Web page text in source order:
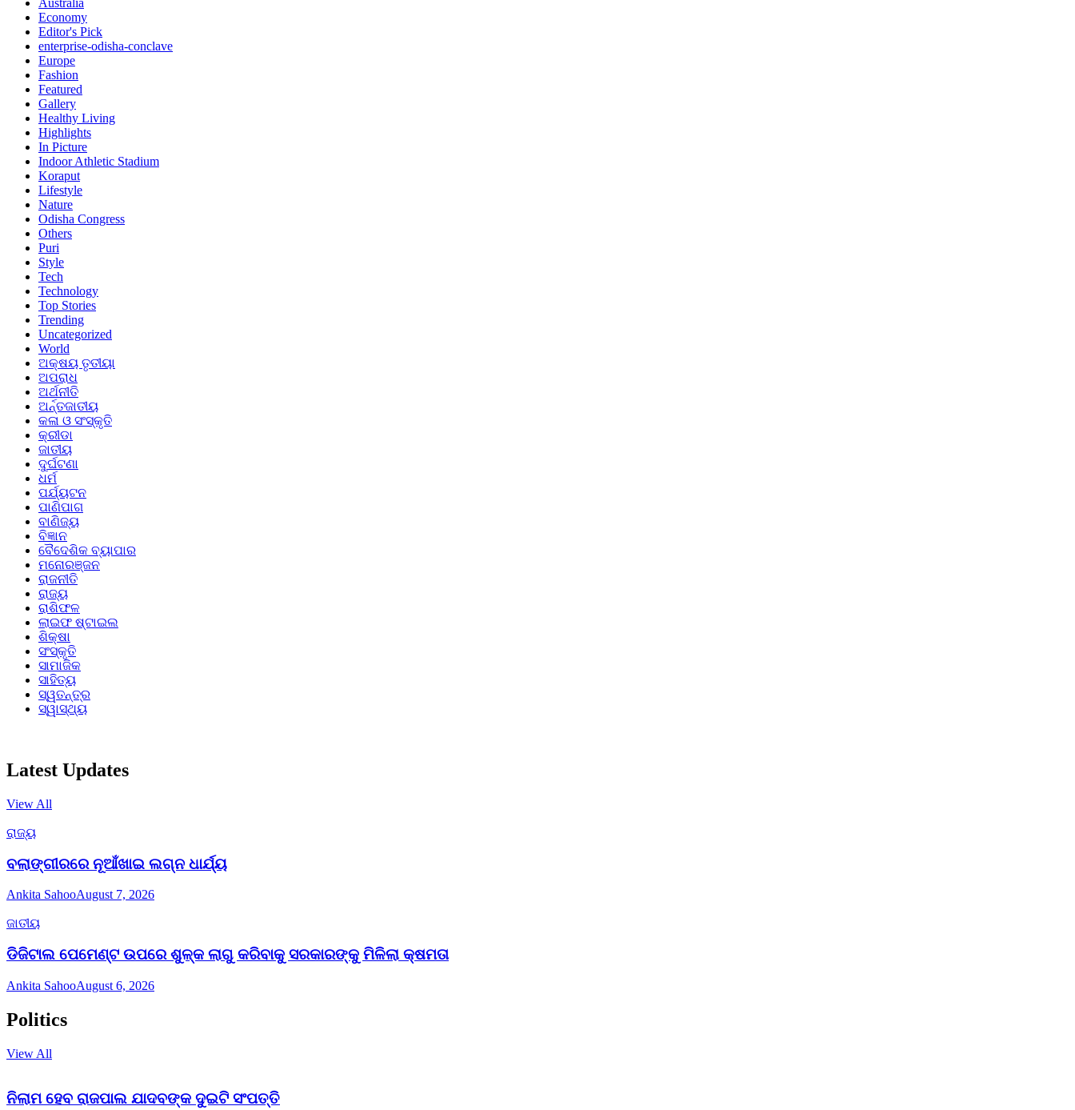
Australia
Economy
Editor's Pick
enterprise-odisha-conclave
Europe
Fashion
Featured
Gallery
Healthy Living
Highlights
In Picture
Indoor Athletic Stadium
Koraput
Lifestyle
Nature
Odisha Congress
Others
Puri
Style
Tech
Technology
Top Stories
Trending
Uncategorized
World
ଅକ୍ଷୟ ତୃତୀୟା
ଅପରାଧ
ଅର୍ଥନୀତି
ଅର୍ନ୍ତଜାତୀୟ
କଳା ଓ ସଂସ୍କୃତି
କ୍ରୀଡା
ଜାତୀୟ
ଦୁର୍ଘଟଣା
ଧର୍ମ
ପର୍ଯ୍ୟଟନ
ପାଣିପାଗ
ବାଣିଜ୍ୟ
ବିଜ୍ଞାନ
ବୈଦେଶିକ ବ୍ୟାପାର
ମନୋରଞ୍ଜନ
ରାଜନୀତି
ରାଜ୍ୟ
ରାଶିଫଳ
ଲାଇଫ ଷ୍ଟାଇଲ
ଶିକ୍ଷା
ସଂସ୍କୃତି
ସାମାଜିକ
ସାହିତ୍ୟ
ସ୍ୱତନ୍ତ୍ର
ସ୍ୱାସ୍ଥ୍ୟ
Latest Updates
View All
ରାଜ୍ୟ
ବଲାଙ୍ଗୀରରେ ନୂଆଁଖାଇ ଲଗ୍ନ ଧାର୍ଯ୍ୟ
Ankita SahooAugust 7, 2026
ଜାତୀୟ
ଡିଜିଟାଲ ପେମେଣ୍ଟ ଉପରେ ଶୁଳ୍କ ଲାଗୁ କରିବାକୁ ସରକାରଙ୍କୁ ମିଳିଲା କ୍ଷମତା
Ankita SahooAugust 6, 2026
Politics
View All
ନିଲାମ ହେବ ରାଜପାଲ ଯାଦବଙ୍କ ଦୁଇଟି ସଂପତ୍ତି